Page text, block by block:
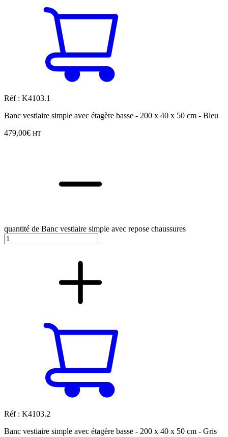
Réf : K4103.1
Banc vestiaire simple avec étagère basse - 200 x 40 x 50 cm - Bleu
479,00€ HT
quantité de Banc vestiaire simple avec repose chaussures
Réf : K4103.2
Banc vestiaire simple avec étagère basse - 200 x 40 x 50 cm - Gris